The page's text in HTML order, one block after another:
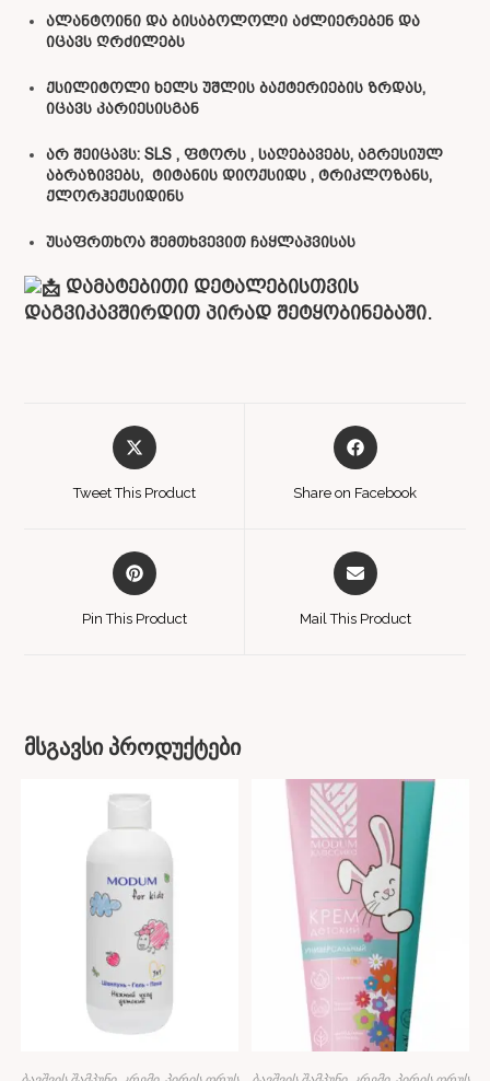
ალანტოინი და ბისაბოლოლი აძლიერებენ და
იცავს ღრძილებს
ქსილიტოლი ხელს უშლის ბაქტერიების ზრდას,
იცავს კარიესისგან
არ შეიცავს: SLS , ფტორს , საღებავებს, აგრესიულ
აბრაზივებს, ტიტანის დიოქსიდს , ტრიკლოზანს,
ქლორჰექსიდინს
უსაფრთხოა შემთხვევით ჩაყლაპვისას
დამატებითი დეტალებისთვის
დაგვიკავშირდით პირად შეტყობინებაში.
Tweet This Product Share on Facebook
Pin This Product Mail This Product
მსგავსი პროდუქტები